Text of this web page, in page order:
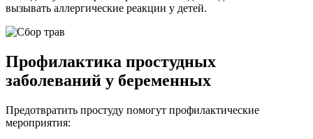
вызывать аллергические реакции у детей.
Профилактика простудных
заболеваний у беременных
Предотвратить простуду помогут профилактические
мероприятия: